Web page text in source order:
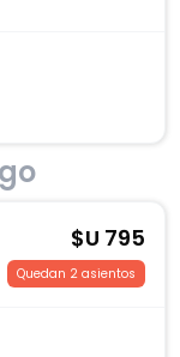
$U 795
Quedan 2 asientos